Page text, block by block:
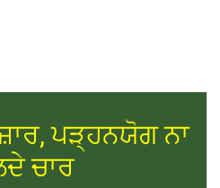
ਪੜ੍ਹਨਯੋਗ ਨਾ
ਚਾਰ